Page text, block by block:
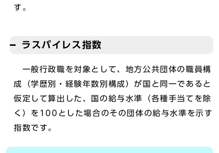
す。
ラスパイレス指数
一般行政職を対象として、地方公共団体の職員構
成（学歴別・経験年数別構成）が国と同一であると
仮定して算出した、国の給与水準（各種手当てを除
く）を100とした場合のその団体の給与水準を示す
指数です。